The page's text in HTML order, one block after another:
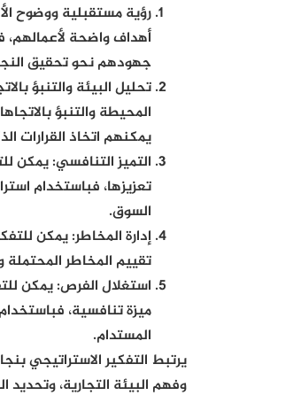
رؤية مستقبلية ووضوح
أهداف واضحة
جهودهم نحو تحقيق
تحليل البيئة والتنبؤ
المحيطة والتنبؤ
يمكنهم اتخاذ القرارات
التميز التنافسي:يمكن
تعزيزها، فباستخدام
السوق.
إدارة المخاطر:يمكن
تقييم المخاطر
استغلال الفرص:يمكن
ميزة تنافسية،
المستدام.
يرتبط التفكير الاستراتيجي
وفهم البيئة التجارية،